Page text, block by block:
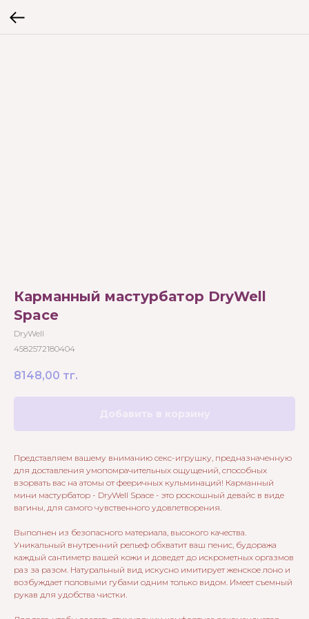
Карманный мастурбатор DryWell
Space
DryWell
4582572180404
8148,00 тг.
Представляем вашему вниманию секс-игрушку, предназначенную
для доставления умопомрачительных ощущений, способных
взорвать вас на атомы от фееричных кульминаций! Карманный
мини мастурбатор - DryWell Space - это роскошный девайс в виде
вагины, для самого чувственного удовлетворения.
Выполнен из безопасного материала, высокого качества.
Уникальный внутренний рельеф обхватит ваш пенис, будоража
каждый сантиметр вашей кожи и доведет до искрометных оргазмов
раз за разом. Натуральный вид искусно имитирует женское лоно и
возбуждает половыми губами одним только видом. Имеет съемный
рукав для удобства чистки.